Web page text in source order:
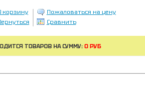
корзину
Пожаловаться на цену
Сравнить
ТОВАРОВ НА СУММУ: 0 РУБ